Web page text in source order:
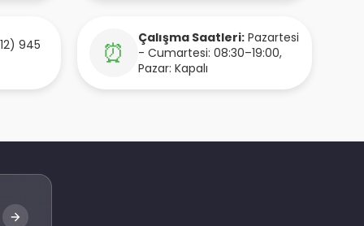
945
⏰ Çalışma Saatleri: Pazartesi
- Cumartesi: 08:30–19:00,
Pazar: Kapalı